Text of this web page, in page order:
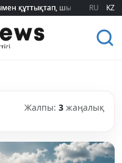
құттықтап, шығармашылық
құттықтап, шығармашылық
RU KZ
Жалпы: 3 жаңалық